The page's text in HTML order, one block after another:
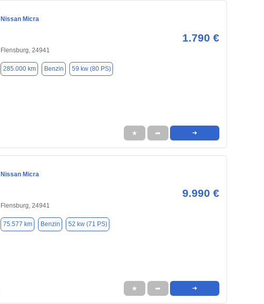
Nissan Micra
1.790 €
Flensburg, 24941
285.000 km Benzin 59 kw (80 PS)
★ ➦ ➜
Nissan Micra
9.990 €
Flensburg, 24941
75.577 km Benzin 52 kw (71 PS)
★ ➦ ➜